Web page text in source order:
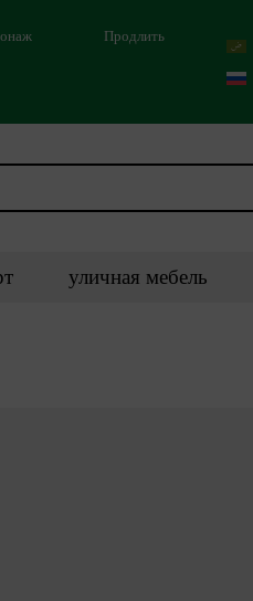
Продлить
уличная мебель